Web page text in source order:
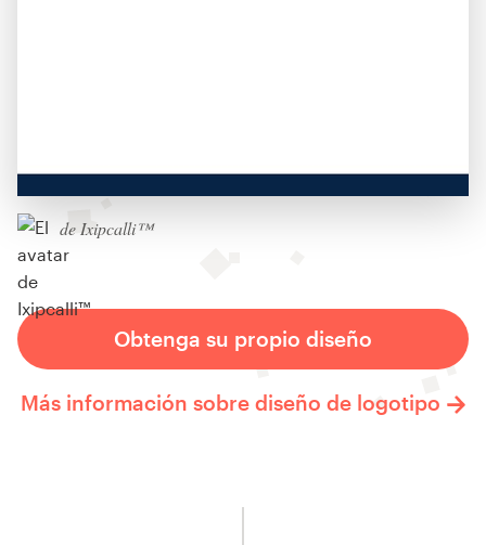
de Ixipcalli™
Obtenga su propio diseño
Más información sobre diseño de logotipo